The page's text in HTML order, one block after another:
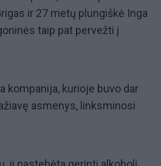
ir 27 metų plungiškė Inga
taip pat pervežti į
kompanija, kurioje buvo dar
asmenys, linksminosi